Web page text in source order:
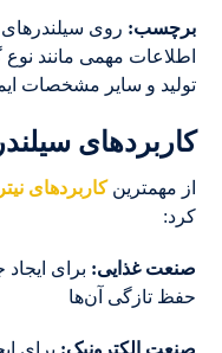
برچسب: روی
اطلاعات مهمی مانند
تولید و سایر مشخصات
کاربردهای
از مهمترینکاربردهای
کرد:
صنعت غذایی: برای
حفظ تازگی آن‌ها
صنعت الکترونیک: برای